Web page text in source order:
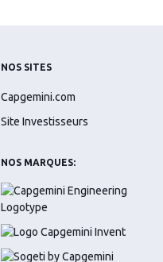
NOS SITES
Capgemini.com
Site Investisseurs
NOS MARQUES: